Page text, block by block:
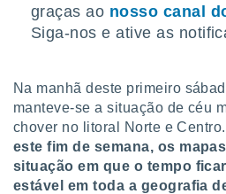
navegação
não
cookies
graças ao nosso canal
Siga-nos e ative as
Na manhã deste primeiro
manteve-se a situação de céu
chover no litoral Norte e
este fim de semana, os
situação em que o tempo
estável em toda a geografia